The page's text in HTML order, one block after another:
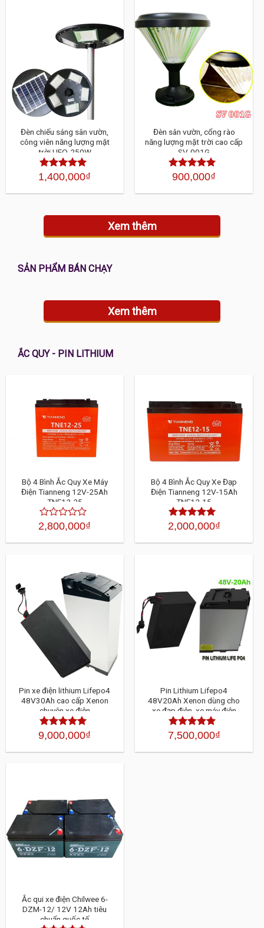
Đèn chiếu sáng sân vườn,
công viên năng lượng mặt
trời UFO-250W
Được xếp
sao
1,400,000₫
Đèn sân vườn, cổng rào
năng lượng mặt trời cao cấp
SV-001G
Được xếp
5 sao
900,000₫
Xem thêm
SẢN PHẨM BÁN CHẠY
Xem thêm
ẮC QUY - PIN LITHIUM
Bộ 4 Bình Ắc Quy Xe Máy
Điện Tianneng 12V-25Ah
TNE12-25
Được
hạng
2,800,000₫
Bộ 4 Bình Ắc Quy Xe Đạp
Điện Tianneng 12V-15Ah
TNE12-15
Được xếp
sao
2,000,000₫
Pin xe điện lithium Lifepo4
48V30Ah cao cấp Xenon
chuyên xe điện
Được xếp
sao
9,000,000₫
Pin Lithium Lifepo4
48V20Ah Xenon dùng cho
xe đạp điện, xe máy điện
Được xếp
sao
7,500,000₫
Ắc qui xe điện Chilwee 6-
DZM-12/ 12V 12Ah tiêu
chuẩn quốc tế